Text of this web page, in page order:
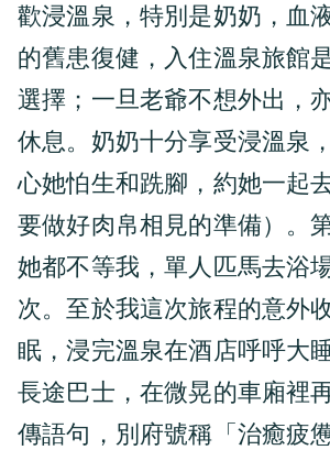
歡浸溫泉，特別是奶奶，血
的舊患復健，入住溫泉旅館
選擇；一旦老爺不想外出，
休息。奶奶十分享受浸溫泉
心她怕生和跣腳，約她一起
要做好肉帛相見的準備）。
她都不等我，單人匹馬去浴
次。至於我這次旅程的意外
眠，浸完溫泉在酒店呼呼大
長途巴士，在微晃的車廂裡
傳語句，別府號稱「治癒疲